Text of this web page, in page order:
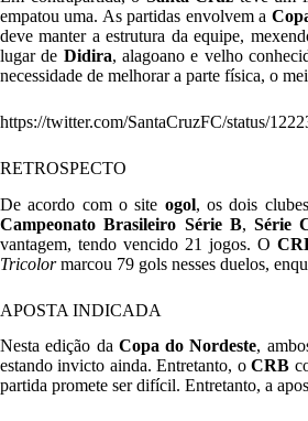
empatou uma. As partidas envolvem a
deve manter a estrutura da equipe,
lugar de Didira, alagoano e velho
necessidade de melhorar a parte física, o
https://twitter.com/SantaCruzFC/status/
RETROSPECTO
De acordo com o site ogol, os dois
Campeonato Brasileiro Série B,Série
vantagem, tendo vencido 21 jogos. O
Tricolormarcou 79 gols nesses duelos,
APOSTA INDICADA
Nesta edição da Copa do Nordeste,
estando invicto ainda. Entretanto, oCRB
partida promete ser difícil. Entretanto, a